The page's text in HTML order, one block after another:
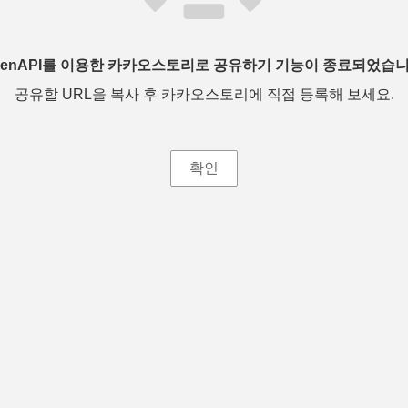
를 이용한 카카오스토리로 공유하기 기능이 종료되었습
공유할 URL을 복사 후 카카오스토리에 직접 등록해 보세요.
확인